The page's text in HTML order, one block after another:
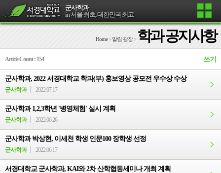
군사학과
in 서울 최초, 대한민국 최고
Home> 알림 광장> 학과 공지사항
Article Count : 154 쓰기
군사학과, 2022 서경대학교 학과(부) 홍보영상 공모전 우수상 수상
군사학과 2022.07.17
군사학과 1,2,3학년 '병영체험' 실시 계획
군사학과 2022.06.26
군사학과 박상현, 이세천 학생 인문100 장학생 선정
군사학과 2022.06.17
서경대학교 군사학과, KAI와 2차 산학협동세미나 개최 계획